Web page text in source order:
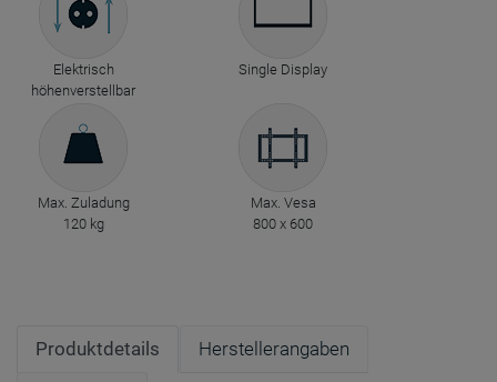
Elektrisch
höhenverstellbar
Single Display
Max. Zuladung
120 kg
Max. Vesa
800 x 600
Produktdetails Herstellerangaben